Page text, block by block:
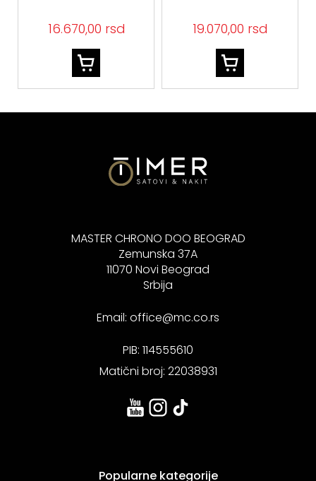
16.670,00 rsd 19.070,00 rsd
MASTER CHRONO DOO BEOGRAD
Zemunska 37A
11070 Novi Beograd
Srbija
Email: office@mc.co.rs
PIB: 114555610
Matični broj: 22038931
Popularne kategorije